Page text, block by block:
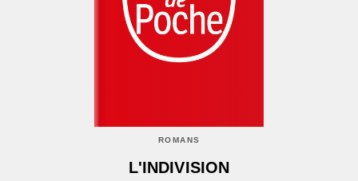
ROMANS
L'INDIVISION